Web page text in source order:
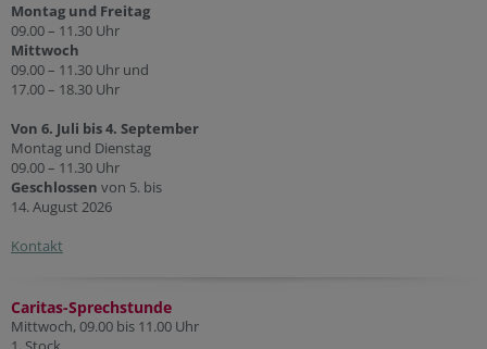
Montag und Freitag
09.00 – 11.30 Uhr
Mittwoch
09.00 – 11.30 Uhr und
17.00 – 18.30 Uhr
Von 6. Juli bis 4. September
Montag und Dienstag
09.00 – 11.30 Uhr
Geschlossen von 5. bis
14. August 2026
Kontakt
Caritas-Sprechstunde
Mittwoch, 09.00 bis 11.00 Uhr